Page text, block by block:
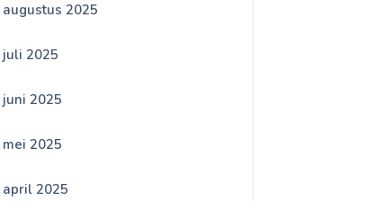
augustus 2025
juli 2025
juni 2025
mei 2025
april 2025